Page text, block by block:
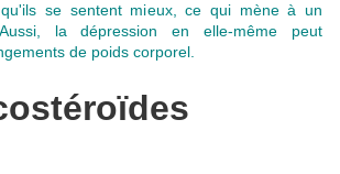
se sentent mieux, ce qui mène à un
la dépression en elle-même peut
de poids corporel.